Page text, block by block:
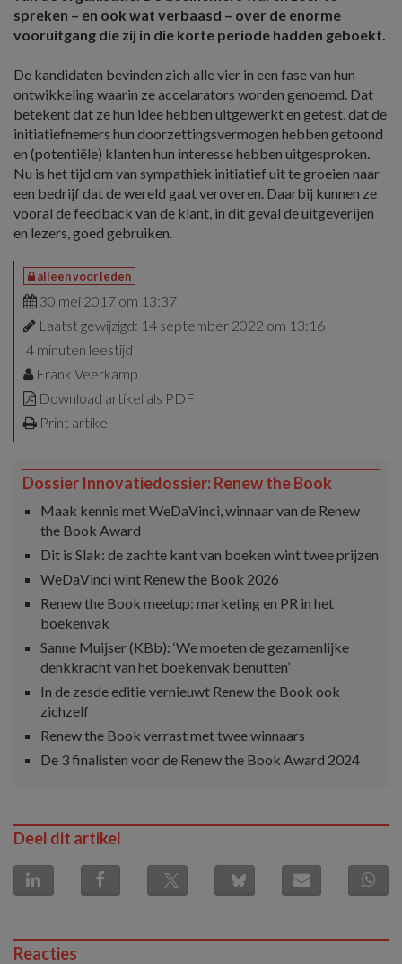
spreken – en ook wat verbaasd – over de enorme
vooruitgang die zij in die korte periode hadden geboekt.
De kandidaten bevinden zich alle vier in een fase van hun
ontwikkeling waarin ze accelarators worden genoemd. Dat
betekent dat ze hun idee hebben uitgewerkt en getest, dat de
initiatiefnemers hun doorzettingsvermogen hebben getoond
en (potentiële) klanten hun interesse hebben uitgesproken.
Nu is het tijd om van sympathiek initiatief uit te groeien naar
een bedrijf dat de wereld gaat veroveren. Daarbij kunnen ze
vooral de feedback van de klant, in dit geval de uitgeverijen
en lezers, goed gebruiken.
alleen voor leden
30 mei 2017 om 13:37
Laatst gewijzigd: 14 september 2022 om 13:16
4 minuten leestijd
Frank Veerkamp
Download artikel als PDF
Print artikel
Dossier Innovatiedossier: Renew the Book
Maak kennis met WeDaVinci, winnaar van de Renew
the Book Award
Dit is Slak: de zachte kant van boeken wint twee prijzen
WeDaVinci wint Renew the Book 2026
Renew the Book meetup: marketing en PR in het
boekenvak
Sanne Muijser (KBb): ‘We moeten de gezamenlijke
denkkracht van het boekenvak benutten’
In de zesde editie vernieuwt Renew the Book ook
zichzelf
Renew the Book verrast met twee winnaars
De 3 finalisten voor de Renew the Book Award 2024
Deel dit artikel
Reacties